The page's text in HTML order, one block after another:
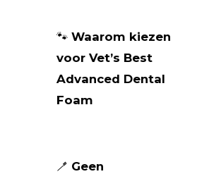
🐾 Waarom kiezen
voor Vet’s Best
Advanced Dental
Foam
🪥 Geen